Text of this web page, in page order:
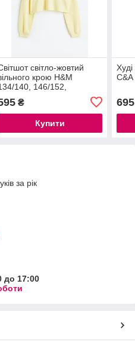
світло-жовтий
крою H&M
140, 146/152,
₴
Купити
695
за рік
до 17:00